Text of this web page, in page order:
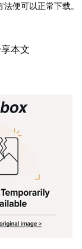
便可以正常下载。
本文